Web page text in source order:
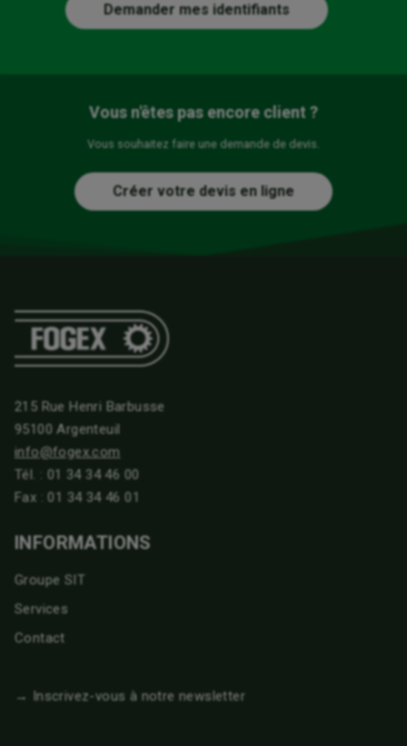
Demander mes identifiants
Vous n'êtes pas encore client ?
Vous souhaitez faire une demande de devis.
Créer votre devis en ligne
215 Rue Henri Barbusse
95100 Argenteuil
info@fogex.com
Tél. : 01 34 34 46 00
Fax : 01 34 34 46 01
INFORMATIONS
Groupe SIT
Services
Contact
→ Inscrivez-vous à notre newsletter